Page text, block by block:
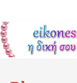
content